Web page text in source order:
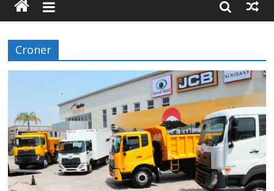
Croner